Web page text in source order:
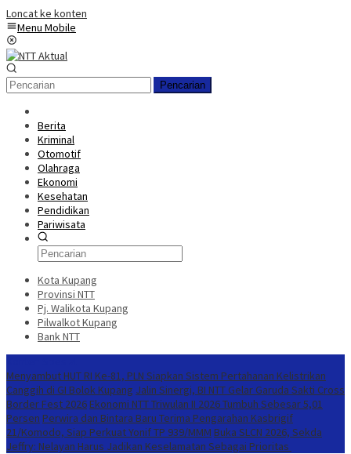
Loncat ke konten
Menu Mobile
Pencarian
Berita
Kriminal
Otomotif
Olahraga
Ekonomi
Kesehatan
Pendidikan
Pariwisata
Kota Kupang
Provinsi NTT
Pj. Walikota Kupang
Pilwalkot Kupang
Bank NTT
Menyambut HUT RI Ke-81, PLN Siapkan Sistem Pertahanan Kelistrikan
Canggih di GI Bolok Kupang Jalin Sinergi, BI NTT Gelar Garuda Sakti Cross
Border Fest 2026 Ekonomi NTT Triwulan II 2026 Tumbuh Sebesar 5,01
Persen Perwira dan Bintara Baru Terima Pengarahan Kasbrigif
21/Komodo, Siap Perkuat Yonif TP 939/MMM Buka SLCN 2026, Sekda
Jeffry: Nelayan Harus Jadikan Keselamatan Sebagai Prioritas